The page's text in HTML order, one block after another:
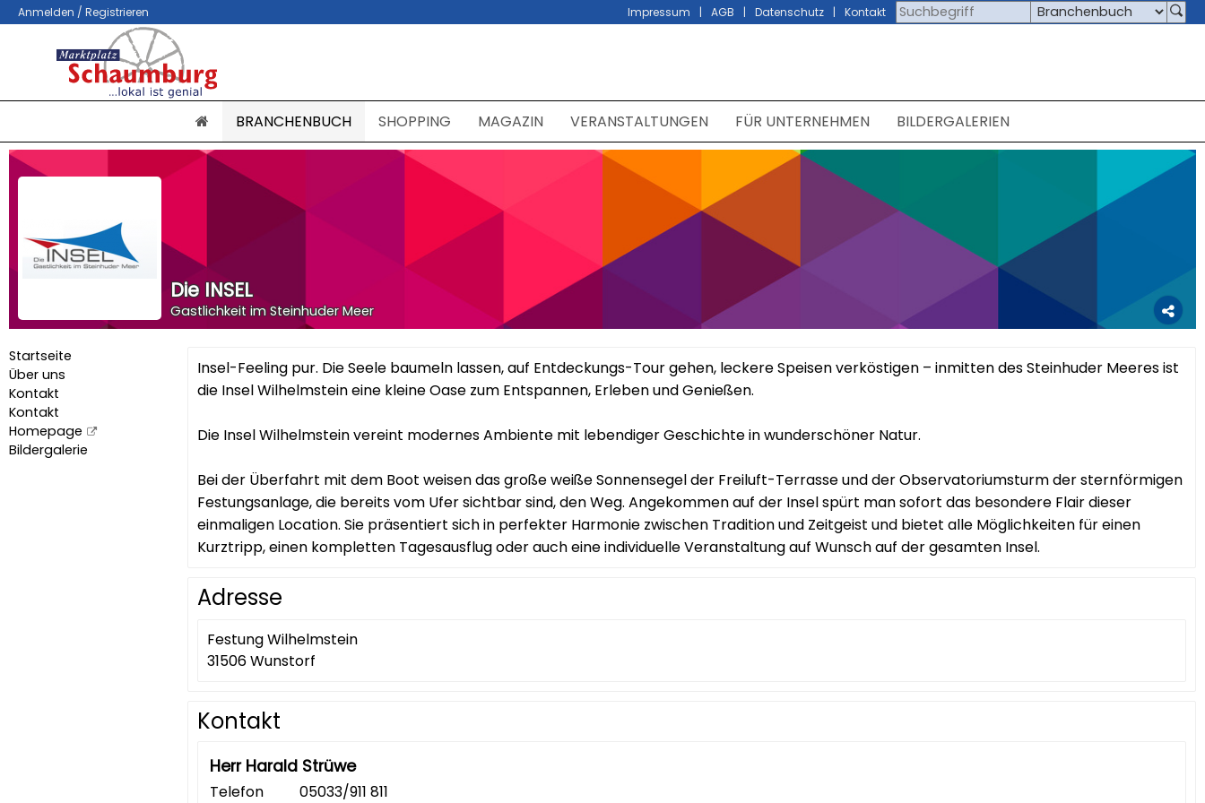
Anmelden / Registrieren Impressum AGB Datenschutz Kontakt
BRANCHENBUCH SHOPPING MAGAZIN VERANSTALTUNGEN FÜR UNTERNEHMEN BILDERGALERIEN
Die INSEL
Gastlichkeit im Steinhuder Meer
Startseite
Über uns
Kontakt
Kontakt
Homepage
Bildergalerie
Insel-Feeling pur. Die Seele baumeln lassen, auf Entdeckungs-Tour gehen, leckere Speisen verköstigen – inmitten des Steinhuder Meeres ist
die Insel Wilhelmstein eine kleine Oase zum Entspannen, Erleben und Genießen.
Die Insel Wilhelmstein vereint modernes Ambiente mit lebendiger Geschichte in wunderschöner Natur.
Bei der Überfahrt mit dem Boot weisen das große weiße Sonnensegel der Freiluft-Terrasse und der Observatoriumsturm der sternförmigen
Festungsanlage, die bereits vom Ufer sichtbar sind, den Weg. Angekommen auf der Insel spürt man sofort das besondere Flair dieser
einmaligen Location. Sie präsentiert sich in perfekter Harmonie zwischen Tradition und Zeitgeist und bietet alle Möglichkeiten für einen
Kurztripp, einen kompletten Tagesausflug oder auch eine individuelle Veranstaltung auf Wunsch auf der gesamten Insel.
Adresse
Festung Wilhelmstein
31506 Wunstorf
Kontakt
Herr Harald Strüwe
Telefon 05033/911 811